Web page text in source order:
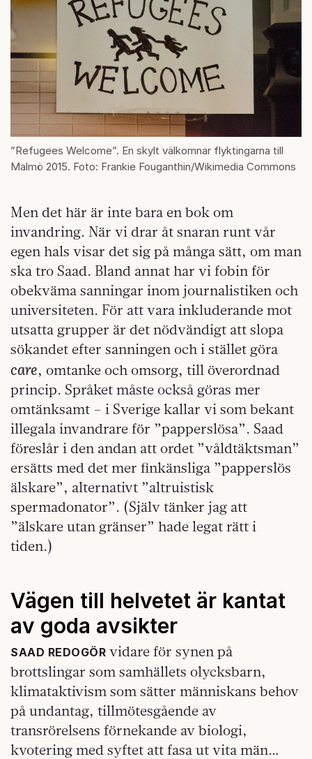
”Refugees Welcome”. En skylt välkomnar flyktingarna till
Malmö 2015. Foto: Frankie Fouganthin/Wikimedia Commons
Men det här är inte bara en bok om
invandring. När vi drar åt snaran runt vår
egen hals visar det sig på många sätt, om man
ska tro Saad. Bland annat har vi fobin för
obekväma sanningar inom journalistiken och
universiteten. För att vara inkluderande mot
utsatta grupper är det nödvändigt att slopa
sökandet efter sanningen och i stället göra
care, omtanke och omsorg, till överordnad
princip. Språket måste också göras mer
omtänksamt – i Sverige kallar vi som bekant
illegala invandrare för ”papperslösa”. Saad
föreslår i den andan att ordet ”våldtäktsman”
ersätts med det mer finkänsliga ”papperslös
älskare”, alternativt ”altruistisk
spermadonator”. (Själv tänker jag att
”älskare utan gränser” hade legat rätt i
tiden.)
Vägen till helvetet är kantat
av goda avsikter
SAAD REDOGÖR vidare för synen på
brottslingar som samhällets olycksbarn,
klimataktivism som sätter människans behov
på undantag, tillmötesgående av
transrörelsens förnekande av biologi,
kvotering med syftet att fasa ut vita män…